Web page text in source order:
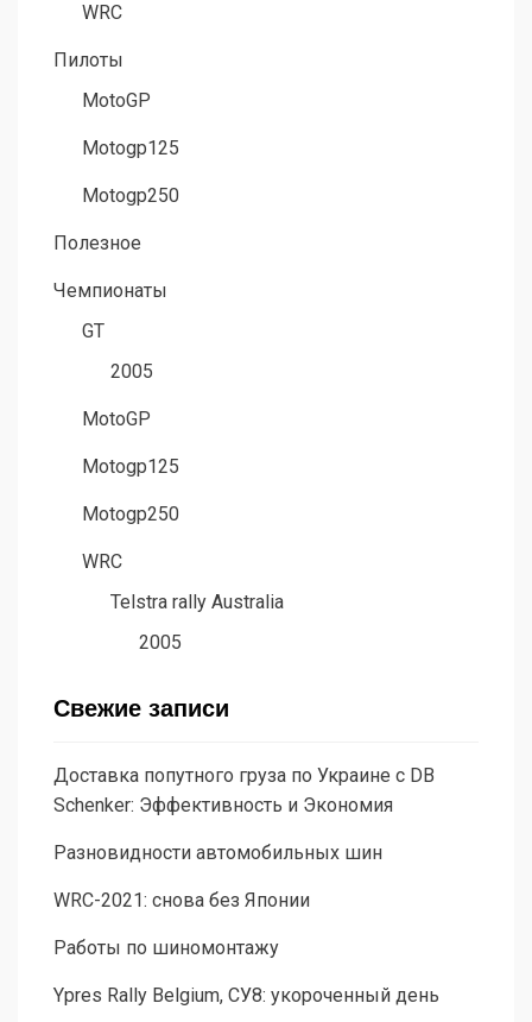
WRC
Пилоты
MotoGP
Motogp125
Motogp250
Полезное
Чемпионаты
GT
2005
MotoGP
Motogp125
Motogp250
WRC
Telstra rally Australia
2005
Свежие записи
Доставка попутного груза по Украине с DB
Schenker: Эффективность и Экономия
Разновидности автомобильных шин
WRC-2021: снова без Японии
Работы по шиномонтажу
Ypres Rally Belgium, СУ8: укороченный день